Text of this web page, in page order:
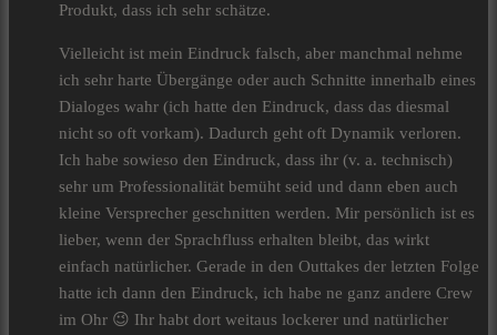
Produkt, dass ich sehr schätze.
Vielleicht ist mein Eindruck falsch, aber manchmal nehme
ich sehr harte Übergänge oder auch Schnitte innerhalb eines
Dialoges wahr (ich hatte den Eindruck, dass das diesmal
nicht so oft vorkam). Dadurch geht oft Dynamik verloren.
Ich habe sowieso den Eindruck, dass ihr (v. a. technisch)
sehr um Professionalität bemüht seid und dann eben auch
kleine Versprecher geschnitten werden. Mir persönlich ist es
lieber, wenn der Sprachfluss erhalten bleibt, das wirkt
einfach natürlicher. Gerade in den Outtakes der letzten Folge
hatte ich dann den Eindruck, ich habe ne ganz andere Crew
im Ohr 😉 Ihr habt dort weitaus lockerer und natürlicher